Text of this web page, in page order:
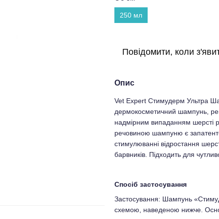
250 мл
Повідомити, коли
Опис
Vet Expert Стимудерм Ультра
дермокосметичний шампунь,
надмірним випаданням шерсті
речовиною шампуню є
стимулюванні відростання
барвників. Підходить для
Спосіб застосування
Застосування: Шампунь
схемою, наведеною нижче.